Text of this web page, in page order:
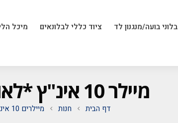
בלוני בועה/מנגנון לד ציוד כללי לבלונאים מיכל
מיילר 10 אינ"ץ *לאוויר בלבד* *מגיע בחבילה 10 יח'*
דף הבית חנות מיילרים 10 אינץ' (אוויר בלבד)